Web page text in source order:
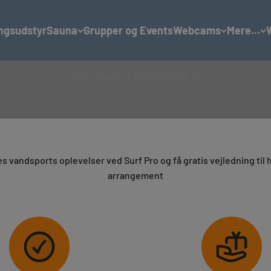
Sauna Grupper og EventsWebcams Mere...
vandsports oplevelser ved Surf Pro og få gratis vejledning til
arrangement